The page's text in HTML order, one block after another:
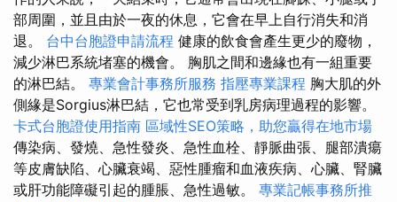
部周圍，並且由於一夜的休息，它會在早上自行消失和消
退。 台中台胞證申請流程 健康的飲食會產生更少的廢物，
減少淋巴系統堵塞的機會。 胸肌之間和邊緣也有一組重要
的淋巴結。 專業會計事務所服務 指壓專業課程 胸大肌的外
側緣是Sorgius淋巴結，它也常受到乳房病理過程的影響。
卡式台胞證使用指南 區域性SEO策略，助您贏得在地市場
傳染病、發燒、急性發炎、急性血栓、靜脈曲張、腿部潰瘍
等皮膚缺陷、心臟衰竭、惡性腫瘤和血液疾病、心臟、腎臟
或肝功能障礙引起的腫脹、急性過敏。 專業記帳事務所推